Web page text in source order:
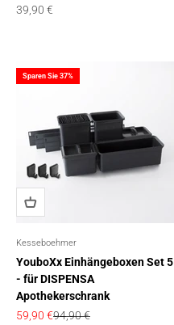
Angebot
39,90 €
Sparen Sie 37%
Kesseboehmer
YouboXx Einhängeboxen Set 5
- für DISPENSA
Apothekerschrank
Angebot
59,90 €Regulärer Preis
94,90 €